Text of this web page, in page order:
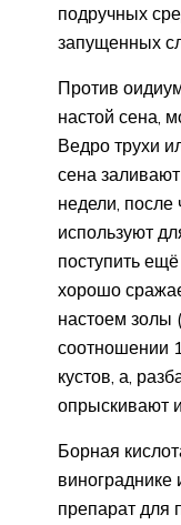
подручных
запущенных
Против
настой сена,
Ведро трухи
сена
недели,
используют
поступить
хорошо
настоем золы
соотношении
кустов, а,
опрыскивают
Борная
винограднике
препарат для